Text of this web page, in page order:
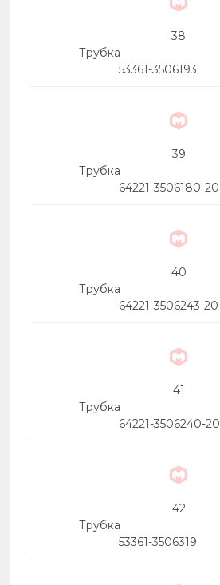
38
Трубка
53361-3506193
39
Трубка
64221-3506180-20
40
Трубка
64221-3506243-20
41
Трубка
64221-3506240-20
42
Трубка
53361-3506319